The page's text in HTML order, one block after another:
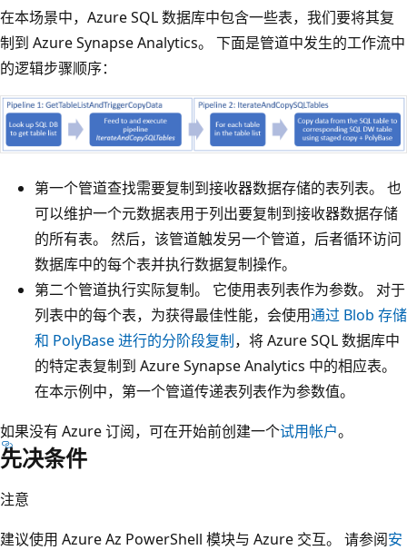
在本场景中，Azure SQL 数据库中包含一些表，我们要将其复
制到 Azure Synapse Analytics。 下面是管道中发生的工作流中
的逻辑步骤顺序：
第一个管道查找需要复制到接收器数据存储的表列表。 也
可以维护一个元数据表用于列出要复制到接收器数据存储
的所有表。 然后，该管道触发另一个管道，后者循环访问
数据库中的每个表并执行数据复制操作。
第二个管道执行实际复制。 它使用表列表作为参数。 对于
列表中的每个表，为获得最佳性能，会使用通过 Blob 存储
和 PolyBase 进行的分阶段复制，将 Azure SQL 数据库中
的特定表复制到 Azure Synapse Analytics 中的相应表。
在本示例中，第一个管道传递表列表作为参数值。
如果没有 Azure 订阅，可在开始前创建一个试用帐户。
先决条件
注意
建议使用 Azure Az PowerShell 模块与 Azure 交互。 请参阅安